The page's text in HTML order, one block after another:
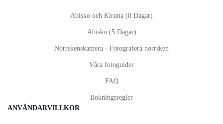
Abisko och Kiruna (8 Dagar)
Abisko (5 Dagar)
Norrskenskamera - Fotografera norrsken
Våra fotoguider
FAQ
Bokningsregler
ANVÄNDARVILLKOR